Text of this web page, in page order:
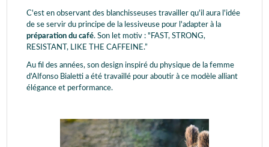
C'est en observant des blanchisseuses travailler qu'il aura l'idée
de se servir du principe de la lessiveuse pour l'adapter à la
préparation du café. Son let motiv : "FAST, STRONG,
RESISTANT, LIKE THE CAFFEINE.”
Au fil des années, son design inspiré du physique de la femme
d'Alfonso Bialetti a été travaillé pour aboutir à ce modèle alliant
élégance et performance.